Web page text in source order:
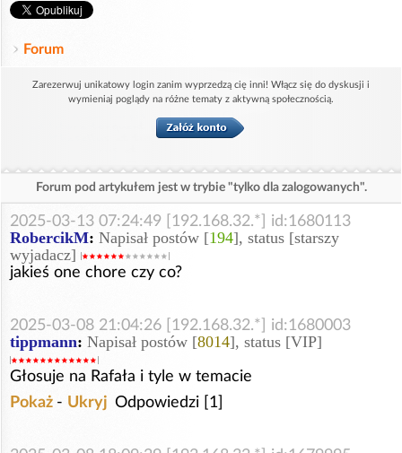
Forum
Zarezerwuj unikatowy login zanim wyprzedzą cię inni! Włącz się do dyskusji i
wymieniaj poglądy na różne tematy z aktywną społecznością.
Forum pod artykułem jest w trybie "tylko dla zalogowanych".
2025-03-13 07:24:49 [192.168.32.*] id:1680113
RobercikM: Napisał postów [194], status [starszy
wyjadacz]
jakieś one chore czy co?
2025-03-08 21:04:26 [192.168.32.*] id:1680003
tippmann: Napisał postów [8014], status [VIP]
Głosuje na Rafała i tyle w temacie
Pokaż - Ukryj Odpowiedzi [1]